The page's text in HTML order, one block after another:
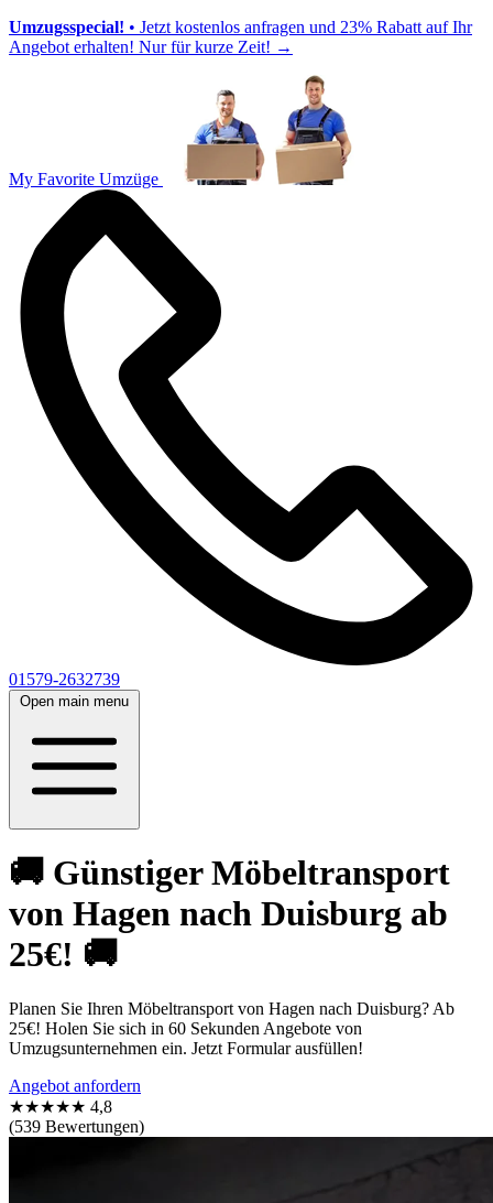
Umzugsspecial! • Jetzt kostenlos anfragen und 23% Rabatt auf Ihr
Angebot erhalten! Nur für kurze Zeit! →
My Favorite Umzüge
01579-2632739
Open main menu
🚚 Günstiger Möbeltransport
von Hagen nach Duisburg ab
25€! 🚚
Planen Sie Ihren Möbeltransport von Hagen nach Duisburg? Ab
25€! Holen Sie sich in 60 Sekunden Angebote von
Umzugsunternehmen ein. Jetzt Formular ausfüllen!
Angebot anfordern
★★★★★ 4,8
(539 Bewertungen)